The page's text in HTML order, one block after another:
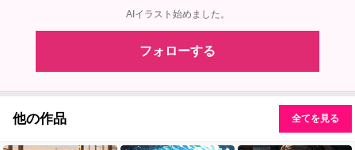
AIイラスト始めました。
フォローする
他の作品 全てを見る